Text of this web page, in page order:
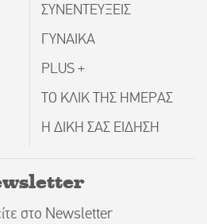
ΣΥΝΕΝΤΕΥΞΕΙΣ
ΓΥΝΑΙΚΑ
PLUS +
ΤΟ ΚΛΙΚ ΤΗΣ ΗΜΕΡΑΣ
Η ΔΙΚΗ ΣΑΣ ΕΙΔΗΣΗ
στο Newsletter